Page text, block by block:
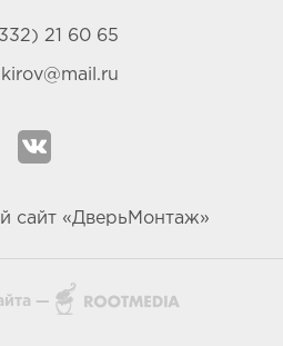
21 60 65
сайт «ДверьМонтаж»
—